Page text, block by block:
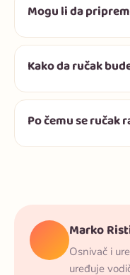
Mogu li da
Kako da ručak
Po čemu se ručak
Marko
Osnivač i
uređuje